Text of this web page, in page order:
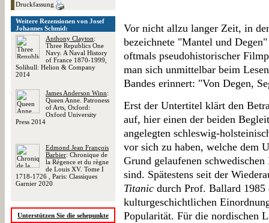
Druckfassung
Weitere Rezensionen von Josef
Johannes Schmid:
Anthony Clayton:
Three Republics One
Navy. A Naval History
of France 1870-1999,
Solihull: Helion & Company
2014
James Anderson Winn:
Queen Anne. Patroness
of Arts, Oxford:
Oxford University
Press 2014
Edmond Jean François
Barbier: Chronique de
la Régence et du règne
de Louis XV. Tome I
1718-1726 , Paris: Classiques
Garnier 2020
Unterstützen Sie die sehepunkte
Vor nicht allzu langer Zeit, in
bezeichnete "Mantel und
oftmals pseudohistorischer
man sich unmittelbar beim
Bandes erinnert: "Von Degen,
Erst der Untertitel klärt den
auf, hier einen der beiden
angelegten schleswig-
vor sich zu haben, welche dem
Grund gelaufenen
sind. Spätestens seit der
Titanic durch Prof. Ballard 1985
kulturgeschichtlichen
Popularität. Für die nordischen